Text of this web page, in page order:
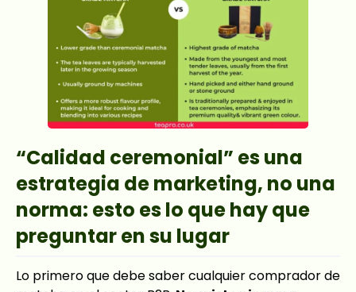
“Calidad ceremonial” es una
estrategia de marketing, no una
norma: esto es lo que hay que
preguntar en su lugar
Lo primero que debe saber cualquier comprador de